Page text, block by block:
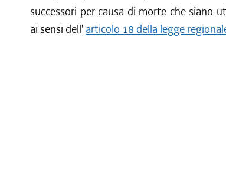
successori per causa di morte che siano
ai sensi dell' articolo 18 della legge